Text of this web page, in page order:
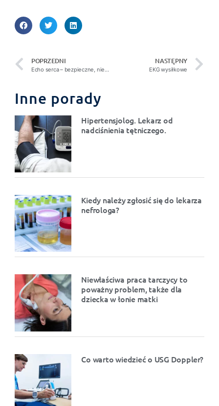
POPRZEDNI
Echo serca – bezpieczne, niebolesne, a niezwykle ważne badanie
NASTĘPNY
EKG wysiłkowe
Inne porady
Hipertensjolog. Lekarz od
nadciśnienia tętniczego.
Kiedy należy zgłosić się do lekarza
nefrologa?
Niewłaściwa praca tarczycy to
poważny problem, także dla
dziecka w łonie matki
Co warto wiedzieć o USG Doppler?